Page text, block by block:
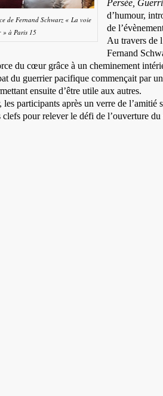
de Fernand Schwarz « La voie
» à Paris 15
Persée,
d’humour,
de
Au travers de
Fernand
du cœur grâce à un cheminement
du guerrier pacifique commençait par
ensuite d’être utile aux autres.
participants après un verre de l’amitié
pour relever le défi de l’ouverture